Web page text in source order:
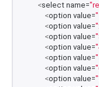
<select name=
<option value=
<option value=
<option value=
<option value=
<option value=
<option value=
<option value=